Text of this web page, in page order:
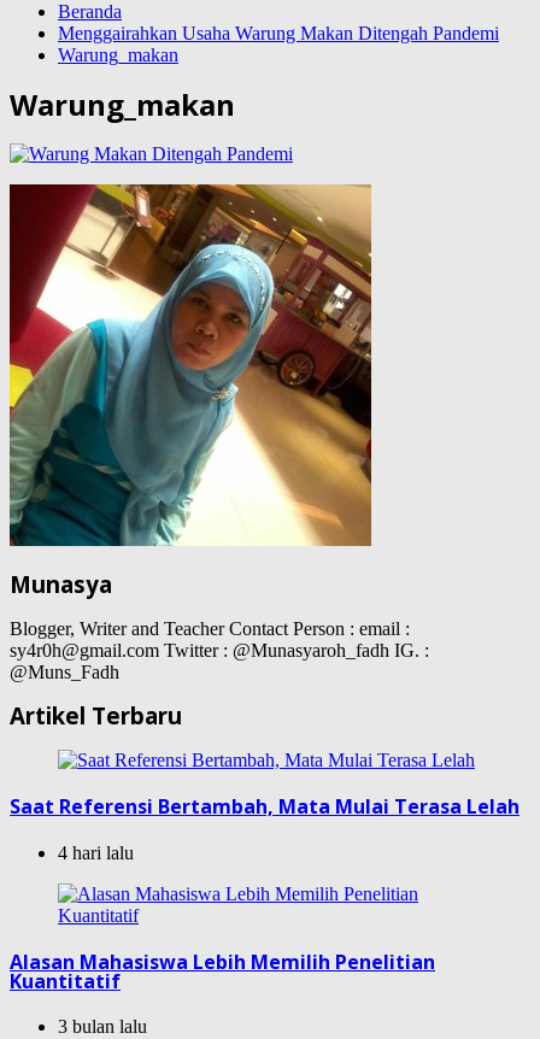
Beranda
Menggairahkan Usaha Warung Makan Ditengah Pandemi
Warung_makan
Warung_makan
Munasya
Blogger, Writer and Teacher Contact Person : email :
sy4r0h@gmail.com Twitter : @Munasyaroh_fadh IG. :
@Muns_Fadh
Artikel Terbaru
Saat Referensi Bertambah, Mata Mulai Terasa Lelah
4 hari lalu
Alasan Mahasiswa Lebih Memilih Penelitian
Kuantitatif
3 bulan lalu